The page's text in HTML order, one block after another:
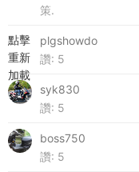
策.
點擊
重新
加載
plgshowdo
讚: 5
syk830
讚: 5
boss750
讚: 5